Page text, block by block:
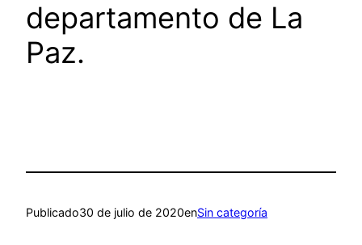
departamento de La
Paz.
Publicado30 de julio de 2020enSin categoría